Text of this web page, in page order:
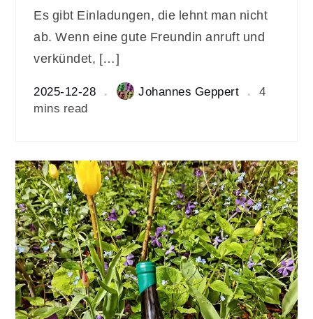
Es gibt Einladungen, die lehnt man nicht
ab. Wenn eine gute Freundin anruft und
verkündet, […]
2025-12-28 Johannes Geppert
4
mins read